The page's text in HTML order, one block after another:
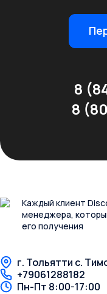
8
8
Каждый клиент
менеджера,
его получения
г. Тольятти с.
+79061288182
Пн-Пт 8:00-17:00